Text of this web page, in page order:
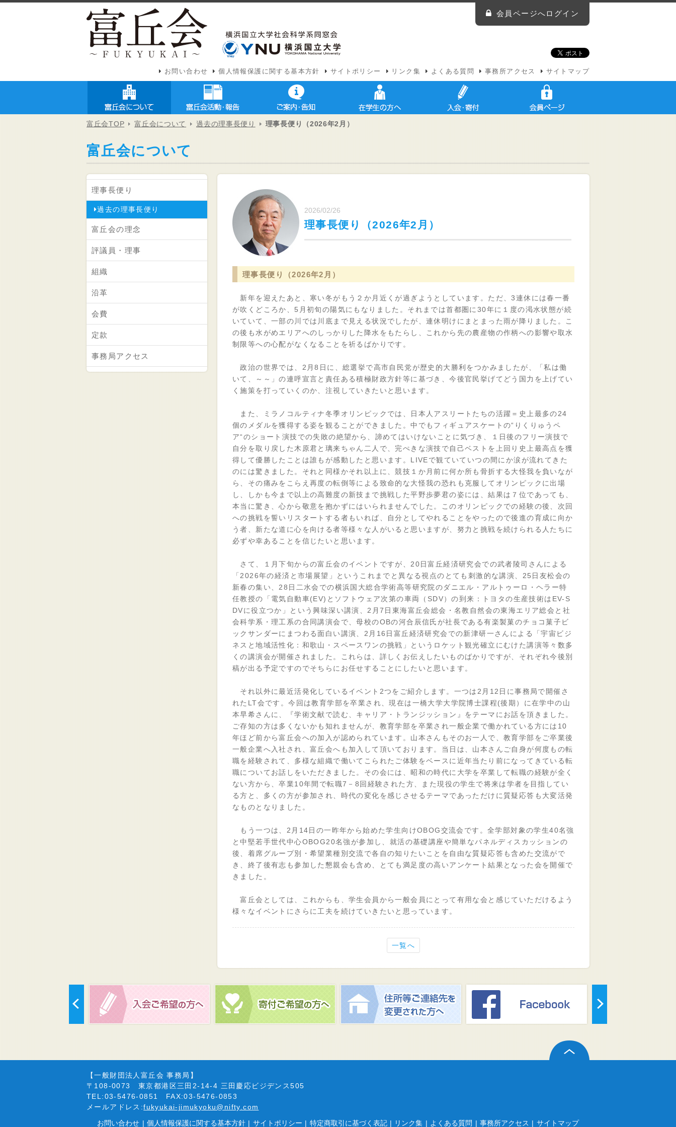
会員ページへログイン
お問い合わせ 個人情報保護に関する基本方針 サイトポリシー リンク集 よくある質問 事務所アクセス サイトマップ
富丘会TOP 富丘会について 過去の理事長便り 理事長便り（2026年2月）
富丘会について
理事長便り
過去の理事長便り
富丘会の理念
評議員・理事
組織
沿革
会費
定款
事務局アクセス
2026/02/26
理事長便り（2026年2月）
理事長便り（2026年2月）
新年を迎えたあと、寒い冬がもう２か月近くが過ぎようとしています。ただ、3連休には春一番
が吹くどころか、5月初旬の陽気にもなりました。それまでは首都圏に30年に１度の渇水状態が続
いていて、一部の川では川底まで見える状況でしたが、連休明けにまとまった雨が降りました。こ
の後も水がめエリアへのしっかりした降水をもたらし、これから先の農産物の作柄への影響や取水
制限等への心配がなくなることを祈るばかりです。
政治の世界では、2月8日に、総選挙で高市自民党が歴史的大勝利をつかみましたが、「私は働
いて、～～」の連呼宣言と責任ある積極財政方針等に基づき、今後官民挙げてどう国力を上げてい
く施策を打っていくのか、注視していきたいと思います。
また、ミラノコルティナ冬季オリンピックでは、日本人アスリートたちの活躍＝史上最多の24
個のメダルを獲得する姿を観ることができました。中でもフィギュアスケートの“りくりゅうペ
ア“のショート演技での失敗の絶望から、諦めてはいけないことに気づき、１日後のフリー演技で
自分を取り戻した木原君と璃来ちゃん二人で、完ぺきな演技で自己ベストを上回り史上最高点を獲
得して優勝したことは誰もが感動したと思います。LIVEで観ていていつの間にか涙が流れてきた
のには驚きました。それと同様かそれ以上に、競技１か月前に何か所も骨折する大怪我を負いなが
ら、その痛みをこらえ再度の転倒等による致命的な大怪我の恐れも克服してオリンピックに出場
し、しかも今まで以上の高難度の新技まで挑戦した平野歩夢君の姿には、結果は７位であっても、
本当に驚き、心から敬意を抱かずにはいられませんでした。このオリンピックでの経験の後、次回
への挑戦を誓いリスタートする者もいれば、自分としてやれることをやったので後進の育成に向か
う者、新たな道に心を向ける者等様々な人がいると思いますが、努力と挑戦を続けられる人たちに
必ずや幸あることを信じたいと思います。
さて、１月下旬からの富丘会のイベントですが、20日富丘経済研究会での武者陵司さんによる
「2026年の経済と市場展望」というこれまでと異なる視点のとても刺激的な講演、25日友松会の
新春の集い、28日二水会での横浜国大総合学術高等研究院のダニエル・アルトゥーロ・ヘラー特
任教授の「電気自動車(EV)とソフトウェア次第の車両（SDV）の到来：トヨタの生産技術はEV-S
DVに役立つか」という興味深い講演、2月7日東海富丘会総会・名教自然会の東海エリア総会と社
会科学系・理工系の合同講演会で、母校のOBの河合辰信氏が社長である有楽製菓のチョコ菓子ビ
ックサンダーにまつわる面白い講演、2月16日富丘経済研究会での新津研一さんによる「宇宙ビジ
ネスと地域活性化：和歌山・スペースワンの挑戦」というロケット観光確立にむけた講演等々数多
くの講演会が開催されました。これらは、詳しくお伝えしたいものばかりですが、それぞれ今後別
稿が出る予定ですのでそちらにお任せすることにしたいと思います。
それ以外に最近活発化しているイベント2つをご紹介します。一つは2月12日に事務局で開催さ
れたLT会です。今回は教育学部を卒業され、現在は一橋大学大学院博士課程(後期）に在学中の山
本早希さんに、『学術文献で読む、キャリア・トランジッション』をテーマにお話を頂きました。
ご存知の方は多くないかも知れませんが、教育学部を卒業され一般企業で働かれている方には10
年ほど前から富丘会への加入が認められています。山本さんもそのお一人で、教育学部をご卒業後
一般企業へ入社され、富丘会へも加入して頂いております。当日は、山本さんご自身が何度もの転
職を経験されて、多様な組織で働いてこられたご体験をベースに近年当たり前になってきている転
職についてお話しをいただきました。その会には、昭和の時代に大学を卒業して転職の経験が全く
ない方から、卒業10年間で転職7－8回経験された方、また現役の学生で将来は学者を目指してい
る方と、多くの方が参加され、時代の変化を感じさせるテーマであっただけに質疑応答も大変活発
なものとなりました。
もう一つは、2月14日の一昨年から始めた学生向けOBOG交流会です。全学部対象の学生40名強
と中堅若手世代中心OBOG20名強が参加し、就活の基礎講座や簡単なパネルディスカッションの
後、着席グループ別・希望業種別交流で各自の知りたいことを自由な質疑応答も含めた交流がで
き、終了後有志も参加した懇親会も含め、とても満足度の高いアンケート結果となった会を開催で
きました。
富丘会としては、これからも、学生会員から一般会員にとって有用な会と感じていただけるよう
様々なイベントにさらに工夫を続けていきたいと思っています。
一覧へ
【一般財団法人富丘会 事務局】
〒108-0073 東京都港区三田2-14-4 三田慶応ビジデンス505
TEL:03-5476-0851 FAX:03-5476-0853
メールアドレス:fukyukai-jimukyoku@nifty.com
お問い合わせ | 個人情報保護に関する基本方針 | サイトポリシー | 特定商取引に基づく表記 | リンク集 | よくある質問 | 事務所アクセス | サイトマップ